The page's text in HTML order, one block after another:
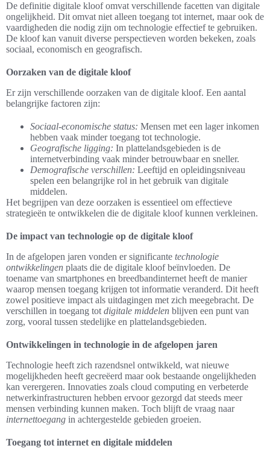
De definitie digitale kloof omvat verschillende facetten van digitale
ongelijkheid. Dit omvat niet alleen toegang tot internet, maar ook de
vaardigheden die nodig zijn om technologie effectief te gebruiken.
De kloof kan vanuit diverse perspectieven worden bekeken, zoals
sociaal, economisch en geografisch.
Oorzaken van de digitale kloof
Er zijn verschillende oorzaken van de digitale kloof. Een aantal
belangrijke factoren zijn:
Sociaal-economische status: Mensen met een lager inkomen
hebben vaak minder toegang tot technologie.
Geografische ligging: In plattelandsgebieden is de
internetverbinding vaak minder betrouwbaar en sneller.
Demografische verschillen: Leeftijd en opleidingsniveau
spelen een belangrijke rol in het gebruik van digitale
middelen.
Het begrijpen van deze oorzaken is essentieel om effectieve
strategieën te ontwikkelen die de digitale kloof kunnen verkleinen.
De impact van technologie op de digitale kloof
In de afgelopen jaren vonden er significante technologie
ontwikkelingen plaats die de digitale kloof beïnvloeden. De
toename van smartphones en breedbandinternet heeft de manier
waarop mensen toegang krijgen tot informatie veranderd. Dit heeft
zowel positieve impact als uitdagingen met zich meegebracht. De
verschillen in toegang tot digitale middelen blijven een punt van
zorg, vooral tussen stedelijke en plattelandsgebieden.
Ontwikkelingen in technologie in de afgelopen jaren
Technologie heeft zich razendsnel ontwikkeld, wat nieuwe
mogelijkheden heeft gecreëerd maar ook bestaande ongelijkheden
kan verergeren. Innovaties zoals cloud computing en verbeterde
netwerkinfrastructuren hebben ervoor gezorgd dat steeds meer
mensen verbinding kunnen maken. Toch blijft de vraag naar
internettoegang in achtergestelde gebieden groeien.
Toegang tot internet en digitale middelen